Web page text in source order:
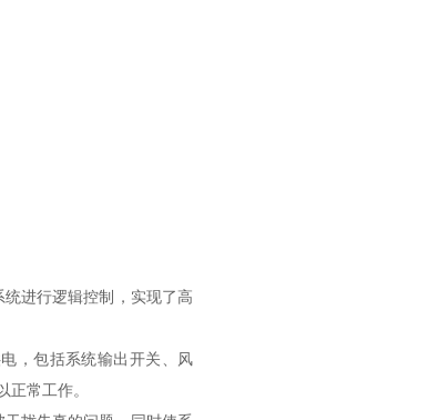
进行逻辑控制，实现了高
，包括系统输出开关、风
常工作。